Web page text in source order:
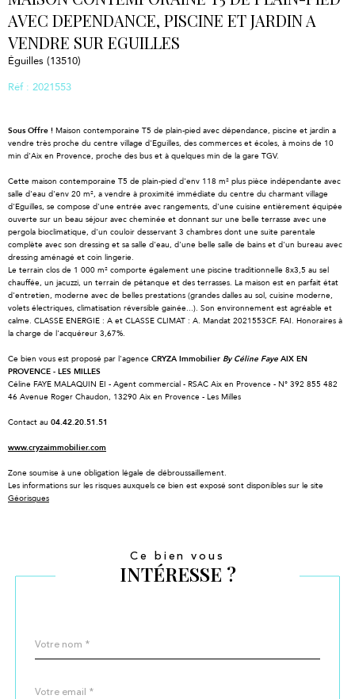
AVEC DEPENDANCE, PISCINE ET JARDIN A
VENDRE SUR EGUILLES
Éguilles (13510)
Réf : 2021553
Sous Offre ! Maison contemporaine T5 de plain-pied avec dépendance, piscine et jardin a
vendre très proche du centre village d'Eguilles, des commerces et écoles, à moins de 10
min d'Aix en Provence, proche des bus et à quelques min de la gare TGV.
Cette maison contemporaine T5 de plain-pied d'env 118 m² plus pièce indépendante avec
salle d'eau d'env 20 m², a vendre à proximité immédiate du centre du charmant village
d'Eguilles, se compose d'une entrée avec rangements, d'une cuisine entièrement équipée
ouverte sur un beau séjour avec cheminée et donnant sur une belle terrasse avec une
pergola bioclimatique, d'un couloir desservant 3 chambres dont une suite parentale
complète avec son dressing et sa salle d'eau, d'une belle salle de bains et d'un bureau avec
dressing aménagé et coin lingerie.
Le terrain clos de 1 000 m² comporte également une piscine traditionnelle 8x3,5 au sel
chauffée, un jacuzzi, un terrain de pétanque et des terrasses. La maison est en parfait état
d'entretien, moderne avec de belles prestations (grandes dalles au sol, cuisine moderne,
volets électriques, climatisation réversible gainée...). Son environnement est agréable et
calme. CLASSE ENERGIE : A et CLASSE CLIMAT : A. Mandat 2021553CF. FAI. Honoraires à
la charge de l'acquéreur 3,67%.
Ce bien vous est proposé par l'agence CRYZA Immobilier By Céline Faye AIX EN
PROVENCE - LES MILLES
Céline FAYE MALAQUIN EI - Agent commercial - RSAC Aix en Provence - N° 392 855 482
46 Avenue Roger Chaudon, 13290 Aix en Provence - Les Milles
Contact au 04.42.20.51.51
www.cryzaimmobilier.com
Zone soumise à une obligation légale de débroussaillement.
Les informations sur les risques auxquels ce bien est exposé sont disponibles sur le site
Géorisques
Ce bien vous
INTÉRESSE ?
par
*
*